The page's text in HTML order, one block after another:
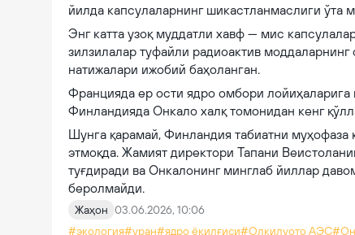
йилда капсулаларнинг шикастланмаслиги ўта
Энг катта узоқ муддатли хавф — мис
зилзилалар туфайли радиоактив моддаларнинг
натижалари ижобий баҳоланган.
Францияда ер ости ядро омбори лойиҳаларига
Финландияда Онкало халқ томонидан кенг
Шунга қарамай, Финландия табиатни
этмоқда. Жамият директори Тапани
туғдиради ва Онкалонинг минглаб йиллар
беролмайди.
Жаҳон 03.06.2026, 10:06
#экология#уран#ядро ёқилғиси#Олкилуото АЭС